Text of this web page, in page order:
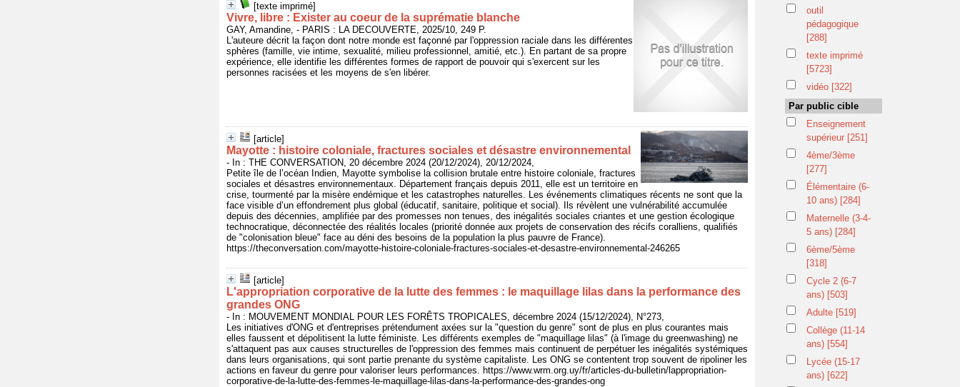
[texte imprimé]
Vivre, libre : Exister au coeur de la suprématie blanche
GAY, Amandine, - PARIS : LA DECOUVERTE, 2025/10, 249 P.
L'auteure décrit la façon dont notre monde est façonné par l'oppression raciale dans les différentes
sphères (famille, vie intime, sexualité, milieu professionnel, amitié, etc.). En partant de sa propre
expérience, elle identifie les différentes formes de rapport de pouvoir qui s'exercent sur les
personnes racisées et les moyens de s'en libérer.
[article]
Mayotte : histoire coloniale, fractures sociales et désastre environnemental
- In : THE CONVERSATION, 20 décembre 2024 (20/12/2024), 20/12/2024,
Petite île de l’océan Indien, Mayotte symbolise la collision brutale entre histoire coloniale, fractures
sociales et désastres environnementaux. Département français depuis 2011, elle est un territoire en
crise, tourmenté par la misère endémique et les catastrophes naturelles. Les événements climatiques récents ne sont que la
face visible d’un effondrement plus global (éducatif, sanitaire, politique et social). Ils révèlent une vulnérabilité accumulée
depuis des décennies, amplifiée par des promesses non tenues, des inégalités sociales criantes et une gestion écologique
technocratique, déconnectée des réalités locales (priorité donnée aux projets de conservation des récifs coralliens, qualifiés
de "colonisation bleue" face au déni des besoins de la population la plus pauvre de France).
https://theconversation.com/mayotte-histoire-coloniale-fractures-sociales-et-desastre-environnemental-246265
[article]
L'appropriation corporative de la lutte des femmes : le maquillage lilas dans la performance des
grandes ONG
- In : MOUVEMENT MONDIAL POUR LES FORÊTS TROPICALES, décembre 2024 (15/12/2024), N°273,
Les initiatives d'ONG et d'entreprises prétendument axées sur la "question du genre" sont de plus en plus courantes mais
elles faussent et dépolitisent la lutte féministe. Les différents exemples de "maquillage lilas" (à l'image du greenwashing) ne
s'attaquent pas aux causes structurelles de l'oppression des femmes mais continuent de perpétuer les inégalités systémiques
dans leurs organisations, qui sont partie prenante du système capitaliste. Les ONG se contentent trop souvent de ripoliner les
actions en faveur du genre pour valoriser leurs performances. https://www.wrm.org.uy/fr/articles-du-bulletin/lappropriation-
corporative-de-la-lutte-des-femmes-le-maquillage-lilas-dans-la-performance-des-grandes-ong
outil
pédagogique
[288]
texte imprimé
[5723]
vidéo [322]
Par public cible
Enseignement
supérieur [251]
4ème/3ème
[277]
Élémentaire (6-
10 ans) [284]
Maternelle (3-4-
5 ans) [284]
6ème/5ème
[318]
Cycle 2 (6-7
ans) [503]
Adulte [519]
Collège (11-14
ans) [554]
Lycée (15-17
ans) [622]